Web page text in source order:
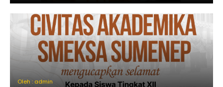
Oleh : admin